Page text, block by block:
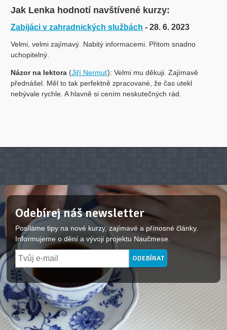
Jak Lenka hodnotí navštívené kurzy:
Zabijáci v zahradnických službách - 28. 6. 2023
Velmi, velmi zajímavý. Nabitý informacemi. Přitom snadno
uchopitelný.
Názor na lektora(Jiří Nermuť): Velmi mu děkuji. Zajímavě
přednášel. Měl to tak perfektně zpracované, že čas utekl
nebývale rychle. A hlavně si cením neskutečných rád.
Odebírej náš newsletter
Posíláme tipy na nové kurzy, zajímavé a přínosné články.
Informujeme o dění a vývoji projektu Naučmese.